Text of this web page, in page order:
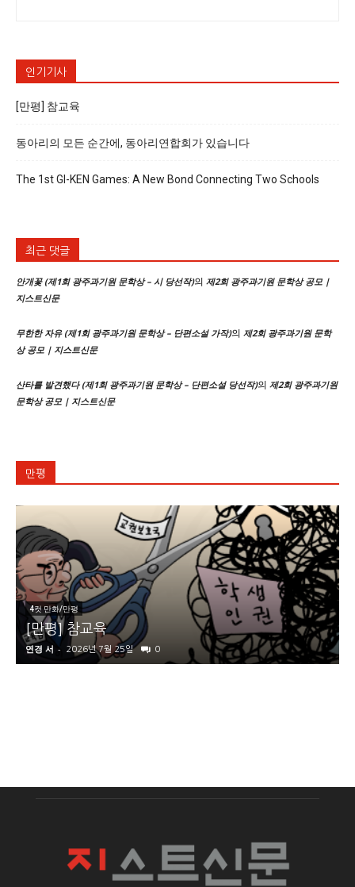
인기기사
[만평] 참교육
동아리의 모든 순간에, 동아리연합회가 있습니다
The 1st GI-KEN Games: A New Bond Connecting Two Schools
최근 댓글
안개꽃 (제1회 광주과기원 문학상 – 시 당선작)의 제2회 광주과기원 문학상 공모 |
지스트신문
무한한 자유 (제1회 광주과기원 문학상 – 단편소설 가작)의 제2회 광주과기원 문학
상 공모 | 지스트신문
산타를 발견했다 (제1회 광주과기원 문학상 – 단편소설 당선작)의 제2회 광주과기원
문학상 공모 | 지스트신문
만평
4컷 만화/만평
[만평] 참교육
연경 서 - 2026년 7월 25일 0